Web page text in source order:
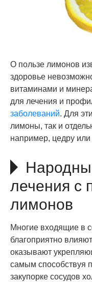
О пользе лимонов
здоровье
витаминами и
для лечения и
заболеваний. Для
лимоны, так и
например, цедру
лечения с
лимонов
Многие входящие в
благоприятно
оказывают
самым способствуя
закупорке сосудов